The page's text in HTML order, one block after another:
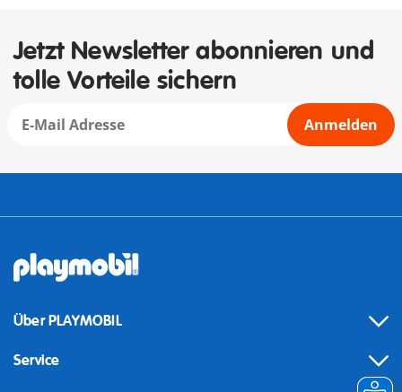
Jetzt Newsletter abonnieren und
tolle Vorteile sichern
Anmelden
Über PLAYMOBIL
Service